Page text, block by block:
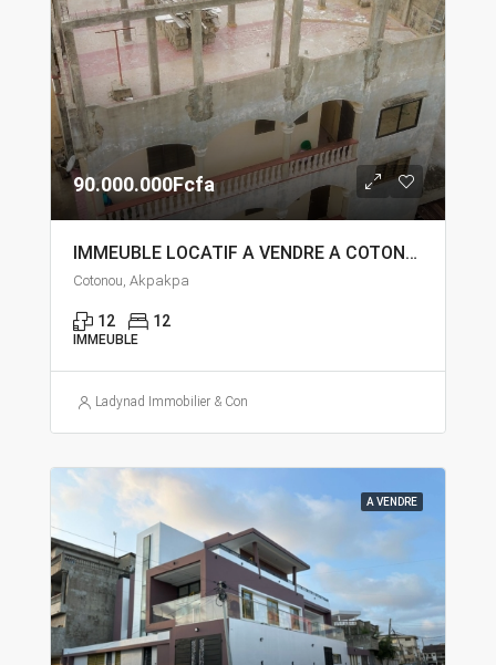
90.000.000Fcfa
IMMEUBLE LOCATIF A VENDRE A COTONOU AKPAKPA DANDJI
Cotonou, Akpakpa
12 12
IMMEUBLE
Ladynad Immobilier & Construction
A VENDRE